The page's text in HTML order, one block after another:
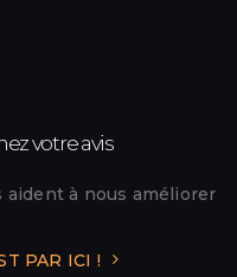
votre avis
aident à nous améliorer
PAR ICI !